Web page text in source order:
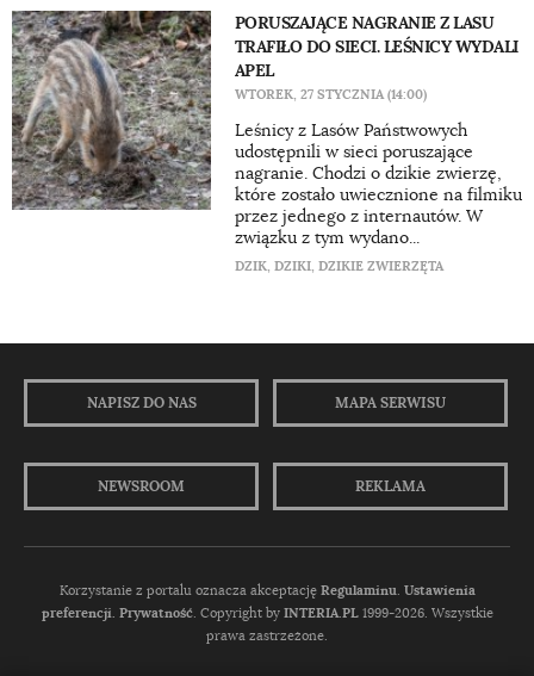
PORUSZAJĄCE NAGRANIE Z LASU
TRAFIŁO DO SIECI. LEŚNICY WYDALI
APEL
WTOREK, 27 STYCZNIA (14:00)
Leśnicy z Lasów Państwowych
udostępnili w sieci poruszające
nagranie. Chodzi o dzikie zwierzę,
które zostało uwiecznione na filmiku
przez jednego z internautów. W
związku z tym wydano...
DZIK, DZIKI, DZIKIE ZWIERZĘTA
NAPISZ DO NAS MAPA SERWISU
NEWSROOM REKLAMA
Korzystanie z portalu oznacza akceptację Regulaminu. Ustawienia
preferencji. Prywatność. Copyright by INTERIA.PL1999-2026. Wszystkie
prawa zastrzeżone.